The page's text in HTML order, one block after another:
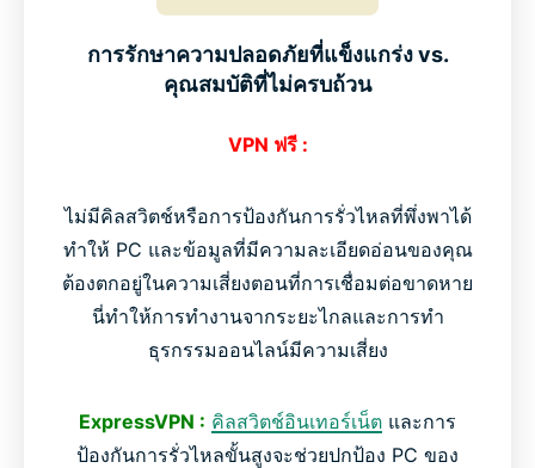
การรักษาความปลอดภัยที่แข็งแกร่ง vs.
คุณสมบัติที่ไม่ครบถ้วน
VPN ฟรี :
ไม่มีคิลสวิตช์หรือการป้องกันการรั่วไหลที่พึ่งพาได้
ทำให้ PC และข้อมูลที่มีความละเอียดอ่อนของคุณ
ต้องตกอยู่ในความเสี่ยงตอนที่การเชื่อมต่อขาดหาย
นี่ทำให้การทำงานจากระยะไกลและการทำ
ธุรกรรมออนไลน์มีความเสี่ยง
ExpressVPN : คิลสวิตช์อินเทอร์เน็ต และการ
ป้องกันการรั่วไหลขั้นสูงจะช่วยปกป้อง PC ของ